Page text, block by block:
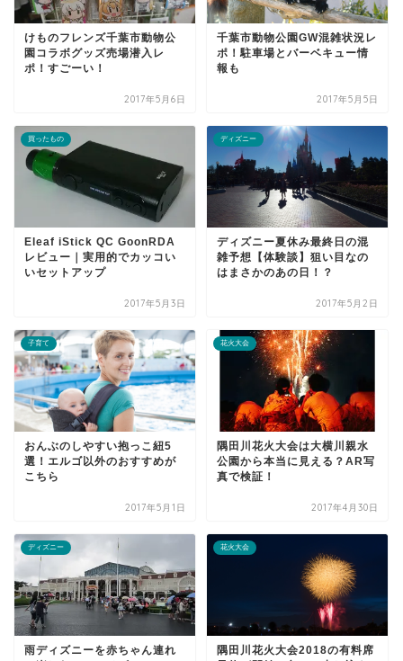
けものフレンズ千葉市動物公
園コラボグッズ売場潜入レ
ポ！すごーい！
2017年5月6日
千葉市動物公園GW混雑状況レ
ポ！駐車場とバーベキュー情
報も
2017年5月5日
買ったもの
Eleaf iStick QC GoonRDA
レビュー｜実用的でカッコい
いセットアップ
2017年5月3日
ディズニー
ディズニー夏休み最終日の混
雑予想【体験談】狙い目なの
はまさかのあの日！？
2017年5月2日
子育て
おんぶのしやすい抱っこ紐5
選！エルゴ以外のおすすめが
こちら
2017年5月1日
花火大会
隅田川花火大会は大横川親水
公園から本当に見える？AR写
真で検証！
2017年4月30日
ディズニー
雨ディズニーを赤ちゃん連れ
花火大会
隅田川花火大会2018の有料席